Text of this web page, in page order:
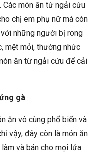
Các món ăn từ ngải cứu
chị em phụ nữ mà còn
những người bị rong
mệt mỏi, thường nhức
ăn từ ngải cứu để cải
gà
ăn vô cùng phổ biến và
vậy, đây còn là món ăn
và bán cho mọi lứa